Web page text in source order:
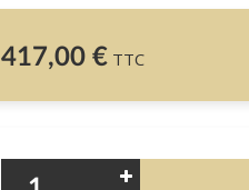
417,00 € TTC